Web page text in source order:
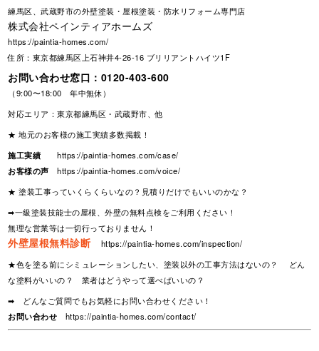
練馬区、武蔵野市の外壁塗装・屋根塗装・防水リフォーム専門店
株式会社ペインティアホームズ
https://paintia-homes.com/
住所：東京都練馬区上石神井4-26-16 ブリリアントハイツ1F
お問い合わせ窓口： 0120-403-600
（9:00〜18:00 年中無休）
対応エリア：東京都練馬区・武蔵野市、他
★ 地元のお客様の施工実績多数掲載！
施工実績
https://paintia-homes.com/case/
お客様の声
https://paintia-homes.com/voice/
★ 塗装工事っていくらくらいなの？見積りだけでもいいのかな？
➡一級塗装技能士の屋根、外壁の無料点検をご利用ください！
無理な営業等は一切行っておりません！
外壁屋根無料診断
https://paintia-homes.com/inspection/
★色を塗る前にシミュレーションしたい、塗装以外の工事方法はないの？ どん
な塗料がいいの？ 業者はどうやって選べばいいの？
➡ どんなご質問でもお気軽にお問い合わせください！
お問い合わせ
https://paintia-homes.com/contact/